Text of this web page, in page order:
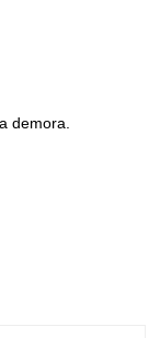
demora.